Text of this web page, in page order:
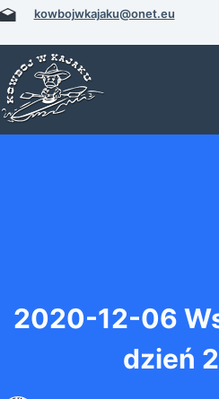
Przejdź
treści
kowbojwkajaku@onet.eu
2020-12-06
dzień